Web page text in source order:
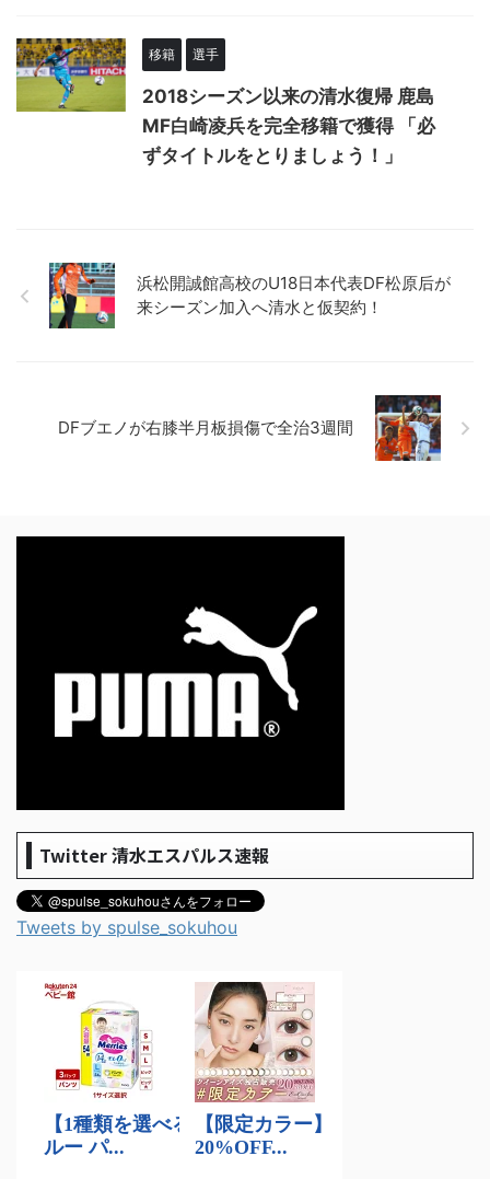
移籍 選手
2018シーズン以来の清水復帰 鹿島
MF白崎凌兵を完全移籍で獲得 「必
ずタイトルをとりましょう！」
浜松開誠館高校のU18日本代表DF松原后が
来シーズン加入へ清水と仮契約！
DFブエノが右膝半月板損傷で全治3週間
Twitter 清水エスパルス速報
Tweets by spulse_sokuhou